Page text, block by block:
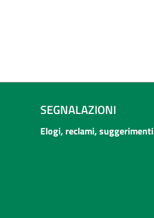
SEGNALAZIONI
Elogi, reclami, suggerimenti